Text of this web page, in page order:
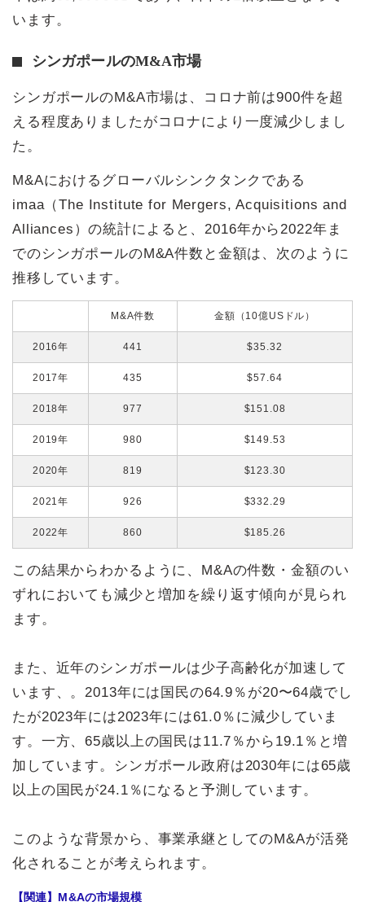
います。
シンガポールのM&A市場
シンガポールのM&A市場は、コロナ前は900件を超
える程度ありましたがコロナにより一度減少しまし
た。
M&Aにおけるグローバルシンクタンクである
imaa（The Institute for Mergers, Acquisitions and
Alliances）の統計によると、2016年から2022年ま
でのシンガポールのM&A件数と金額は、次のように
推移しています。
M&A件数 金額（10億USドル）
2016年 441 $35.32
2017年 435 $57.64
2018年 977 $151.08
2019年 980 $149.53
2020年 819 $123.30
2021年 926 $332.29
2022年 860 $185.26
この結果からわかるように、M&Aの件数・金額のい
ずれにおいても減少と増加を繰り返す傾向が見られ
ます。
また、近年のシンガポールは少子高齢化が加速して
います、。2013年には国民の64.9％が20〜64歳でし
たが2023年には2023年には61.0％に減少していま
す。一方、65歳以上の国民は11.7％から19.1％と増
加しています。シンガポール政府は2030年には65歳
以上の国民が24.1％になると予測しています。
このような背景から、事業承継としてのM&Aが活発
化されることが考えられます。
【関連】M&Aの市場規模